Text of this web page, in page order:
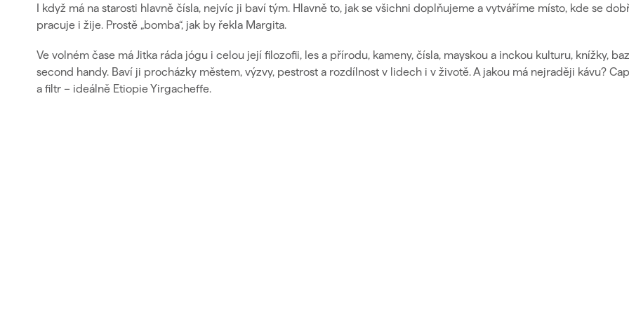
I když má na starosti hlavně čísla, nejvíc ji baví tým. Hlavně to, jak se všichni doplňujeme a vytváříme místo, kde se
pracuje i žije. Prostě „bomba“, jak by řekla Margita.
Ve volném čase má Jitka ráda jógu i celou její filozofii, les a přírodu, kameny, čísla, mayskou a inckou kulturu, knížky,
second handy. Baví ji procházky městem, výzvy, pestrost a rozdílnost v lidech i v životě. A jakou má nejraději kávu?
a filtr – ideálně Etiopie Yirgacheffe.